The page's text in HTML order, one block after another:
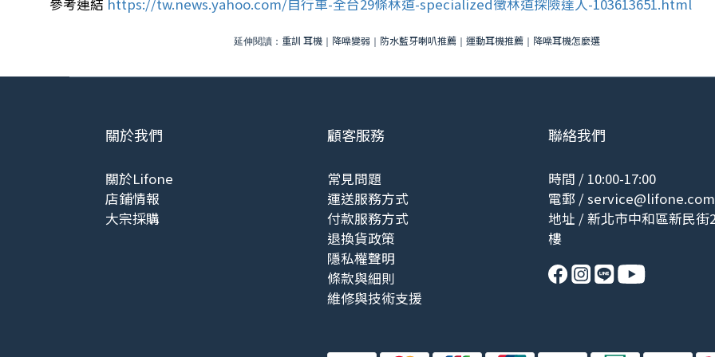
參考連結 https://tw.news.yahoo.com/自行車-全台29條林道-specialized徵林道探險達人-103613651.html
延伸閱讀： 重訓 耳機｜ 降噪變弱 防水藍牙喇叭推薦 運動耳機推薦 降噪耳機怎麼選
關於我們
關於Lifone
店鋪情報
大宗採購
顧客服務
常見問題
運送服務方式
付款服務方式
退換貨政策
隱私權聲明
條款與細則
維修與技術支援
聯絡我們
時間 / 10:00-17:00
電郵 /service@lifone.com
地址 / 新北市中和區新民街
樓